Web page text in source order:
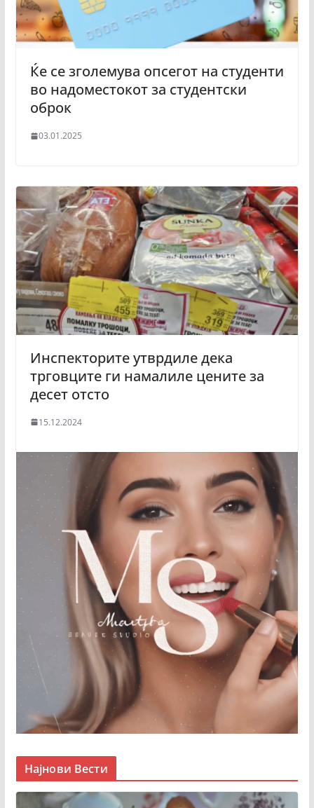
Ќе се зголемува опсегот на студенти
во надоместокот за студентски
оброк
03.01.2025
Инспекторите утврдиле дека
трговците ги намалиле цените за
десет отсто
15.12.2024
Најнови Вести